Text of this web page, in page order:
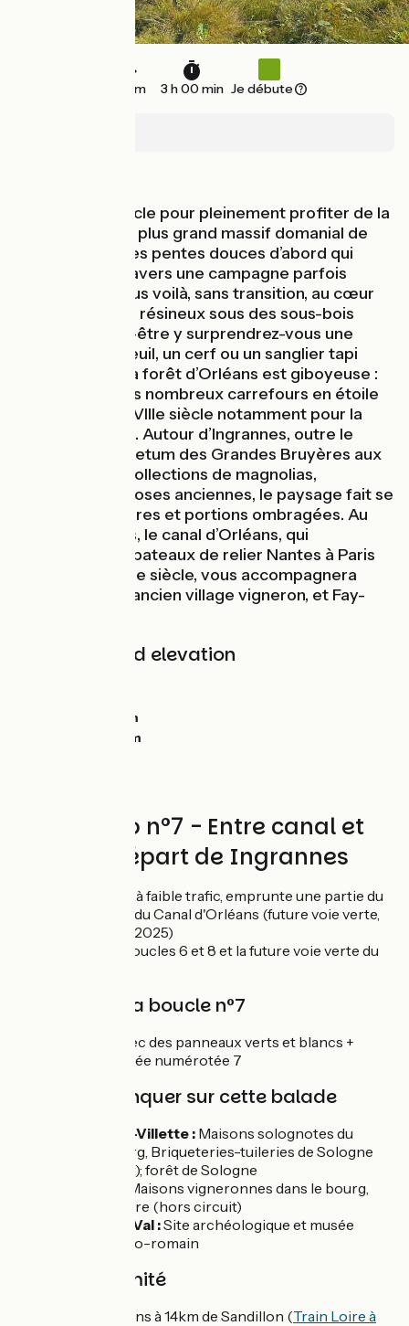
34 km 3 h 00 min Je débute
Une longue boucle pour pleinement profiter de la
forêt d’Orléans, plus grand massif domanial de
France. Quelques pentes douces d’abord qui
serpentent à travers une campagne parfois
vallonnée et vous voilà, sans transition, au cœur
de feuillus et de résineux sous des sous-bois
sauvages. Peut-être y surprendrez-vous une
biche, un chevreuil, un cerf ou un sanglier tapi
derrière ? Car la forêt d’Orléans est giboyeuse :
en témoigne ses nombreux carrefours en étoile
aménagés au XVIIIe siècle notamment pour la
chasse à courre. Autour d’Ingrannes, outre le
splendide arboretum des Grandes Bruyères aux
remarquables collections de magnolias,
cornouillers et roses anciennes, le paysage fait se
succéder clairières et portions ombragées. Au
sud du parcours, le canal d’Orléans, qui
permettait aux bateaux de relier Nantes à Paris
au XVIIe et XVIIIe siècle, vous accompagnera
entre Donnery, ancien village vigneron, et Fay-
Gradients and elevation
0m
0m
Circuit vélo n°7 - Entre canal et
forêt au départ de Ingrannes
Routes partagées à faible trafic, emprunte une partie du
chemin de halage du Canal d'Orléans (future voie verte,
fin des travaux en 2025)
Liaison avec les boucles 6 et 8 et la future voie verte du
Balisage de la boucle n°7
Boucle balisée avec des panneaux verts et blancs +
pastille verte foncée numérotée 7
À ne pas manquer sur cette balade
Marcilly-en-Villette : Maisons solognotes du
centre-bourg, Briqueteries-tuileries de Sologne
(hors circuit); forêt de Sologne
Maisons vigneronnes dans le bourg,
Bords de Loire (hors circuit)
Vienne-en-Val :Site archéologique et musée
lapidaire gallo-romain
Gare à proximité
Gare d'Orléans à 14km de Sandillon (Train Loire à